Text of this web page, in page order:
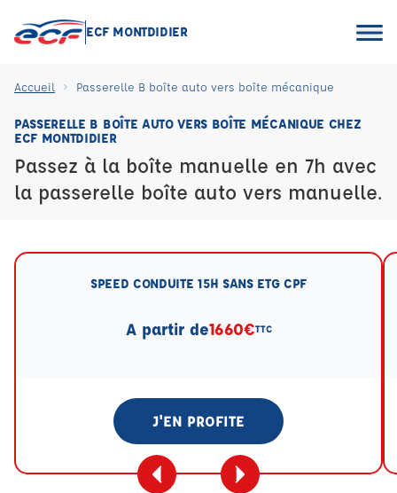
ECF MONTDIDIER
Accueil Passerelle B boîte auto vers boîte mécanique
PASSERELLE B BOÎTE AUTO VERS BOÎTE MÉCANIQUE CHEZ
ECF MONTDIDIER
Passez à la boîte manuelle en 7h avec
la passerelle boîte auto vers manuelle.
SPEED CONDUITE 15H SANS ETG CPF
A partir de1660€TTC
J'EN PROFITE